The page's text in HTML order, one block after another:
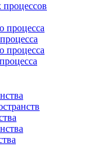
процесса
процесса